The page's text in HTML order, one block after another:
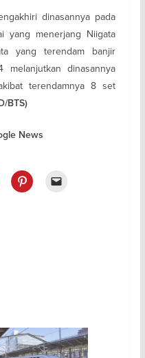
dinasannya pada
yang menerjang Niigata
yang terendam banjir
melanjutkan dinasannya
terendamnya 8 set
BTS)
News